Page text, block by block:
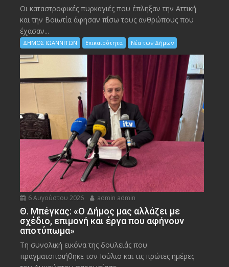
Οι καταστροφικές πυρκαγιές που έπληξαν την Αττική
και την Bοιωτία άφησαν πίσω τους ανθρώπους που
έχασαν...
ΔΗΜΟΣ ΙΩΑΝΝΙΤΩΝ Επικαιρότητα Νέα των Δήμων
6 Αυγούστου 2026 admin admin
Θ. Μπέγκας: «Ο Δήμος μας αλλάζει με
σχέδιο, επιμονή και έργα που αφήνουν
αποτύπωμα»
Τη συνολική εικόνα της δουλειάς που
πραγματοποιήθηκε τον Ιούλιο και τις πρώτες ημέρες